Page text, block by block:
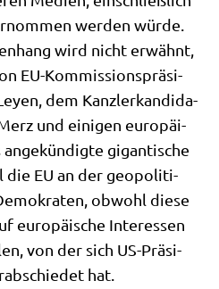
wer­den wür­de.
wird nicht erwähnt,
EU-Kom­mis­si­ons­prä­si­
dem Kanz­ler­kan­di­da­
und eini­gen euro­päi­
ange­kün­dig­te gigan­ti­sche
die EU an der geo­po­li­ti­
obwohl die­se
euro­päi­sche Inter­es­sen
von der sich US-Prä­si­
hat.